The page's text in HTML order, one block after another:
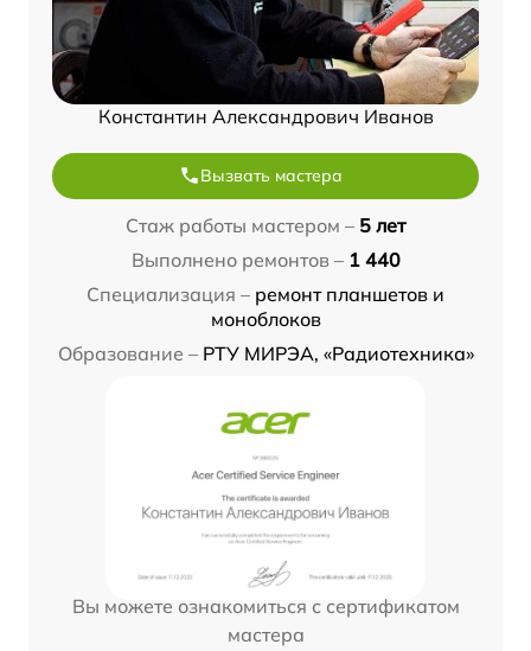
Константин Александрович Иванов
Вызвать мастера
Стаж работы мастером – 5 лет
Выполнено ремонтов – 1 440
Специализация – ремонт планшетов и
моноблоков
Образование – РТУ МИРЭА, «Радиотехника»
Вы можете ознакомиться с сертификатом
мастера